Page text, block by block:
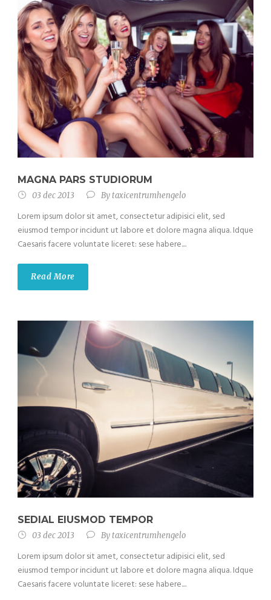
MAGNA PARS STUDIORUM
03 dec 2013 Bytaxicentrumhengelo
Lorem ipsum dolor sit amet, consectetur adipisici elit, sed
eiusmod tempor incidunt ut labore et dolore magna aliqua. Idque
Caesaris facere voluntate liceret: sese habere....
Read More
SEDIAL EIUSMOD TEMPOR
03 dec 2013 Bytaxicentrumhengelo
Lorem ipsum dolor sit amet, consectetur adipisici elit, sed
eiusmod tempor incidunt ut labore et dolore magna aliqua. Idque
Caesaris facere voluntate liceret: sese habere....